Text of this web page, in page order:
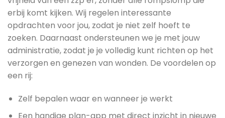
erbij komt kijken. Wij regelen interessante
opdrachten voor jou, zodat je niet zelf hoeft te
zoeken. Daarnaast ondersteunen we je met jouw
administratie, zodat je je volledig kunt richten op het
verzorgen en genezen van wonden. De voordelen op
een rij:
Zelf bepalen waar en wanneer je werkt